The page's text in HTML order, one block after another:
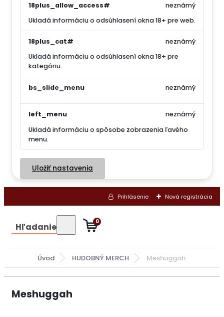
18plus_allow_access#
Ukladá informáciu o odsúhlasení okna 18+ pre web.
neznámý
18plus_cat#
Ukladá informáciu o odsúhlasení okna 18+ pre
kategóriu.
neznámý
bs_slide_menu neznámý
left_menu
Ukladá informáciu o spôsobe zobrazenia ľavého
menu.
neznámý
Uložiť nastavenia
Prihlásenie Nová registrácia
Hľadanie 0
Úvod HUDOBNÝ MERCH Meshuggah
Meshuggah